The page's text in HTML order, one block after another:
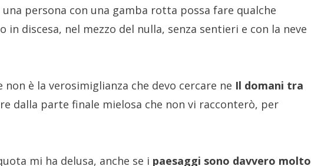
persona con una gamba rotta possa fare qualche
discesa, nel mezzo del nulla, senza sentieri e con la neve
è la verosimiglianza che devo cercare ne Il domani tra
dalla parte finale mielosa che non vi racconterò, per
mi ha delusa, anche se i paesaggi sono davvero molto